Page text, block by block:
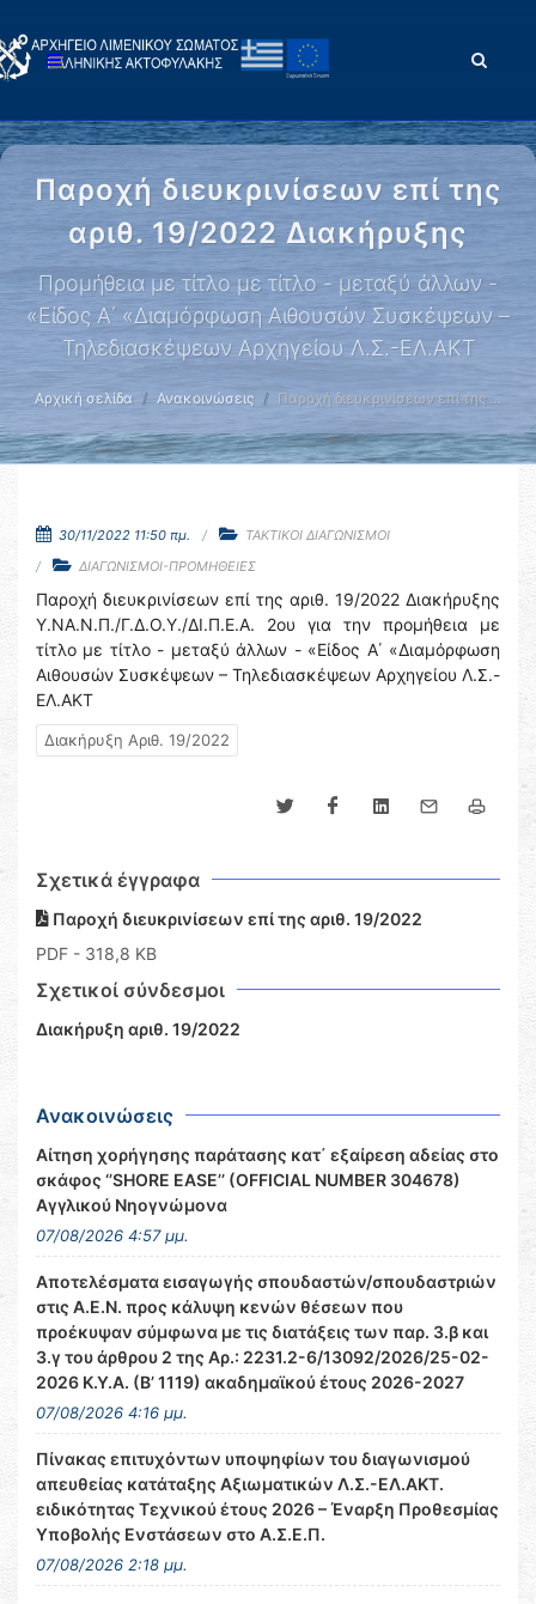
Παροχή διευκρινίσεων επί της
αριθ. 19/2022 Διακήρυξης
Προμήθεια με τίτλο με τίτλο - μεταξύ άλλων -
«Είδος Α΄ «Διαμόρφωση Αιθουσών Συσκέψεων –
Τηλεδιασκέψεων Αρχηγείου Λ.Σ.-ΕΛ.ΑΚΤ
Αρχική σελίδα Ανακοινώσεις Παροχή διευκρινίσεων επί της …
30/11/2022 11:50 πμ.
ΤΑΚΤΙΚΟΙ ΔΙΑΓΩΝΙΣΜΟΙ
ΔΙΑΓΩΝΙΣΜΟΙ-ΠΡΟΜΗΘΕΙΕΣ
Παροχή διευκρινίσεων επί της αριθ. 19/2022 Διακήρυξης
Υ.ΝΑ.Ν.Π./Γ.Δ.Ο.Υ./ΔΙ.Π.Ε.Α. 2ου για την προμήθεια με
τίτλο με τίτλο - μεταξύ άλλων - «Είδος Α΄ «Διαμόρφωση
Αιθουσών Συσκέψεων – Τηλεδιασκέψεων Αρχηγείου Λ.Σ.-
ΕΛ.ΑΚΤ
Διακήρυξη Αριθ. 19/2022
Σχετικά έγγραφα
Παροχή διευκρινίσεων επί της αριθ. 19/2022
PDF - 318,8 KB
Σχετικοί σύνδεσμοι
Διακήρυξη αριθ. 19/2022
Ανακοινώσεις
Αίτηση χορήγησης παράτασης κατ΄ εξαίρεση αδείας στο
σκάφος ‘’SHORE EASE’’ (OFFICIAL NUMBER 304678)
Αγγλικού Νηογνώμονα
07/08/2026 4:57 μμ.
Αποτελέσματα εισαγωγής σπουδαστών/σπουδαστριών
στις Α.Ε.Ν. προς κάλυψη κενών θέσεων που
προέκυψαν σύμφωνα με τις διατάξεις των παρ. 3.β και
3.γ του άρθρου 2 της Αρ.: 2231.2-6/13092/2026/25-02-
2026 Κ.Υ.Α. (Β’ 1119) ακαδημαϊκού έτους 2026-2027
07/08/2026 4:16 μμ.
Πίνακας επιτυχόντων υποψηφίων του διαγωνισμού
απευθείας κατάταξης Αξιωματικών Λ.Σ.-ΕΛ.ΑΚΤ.
ειδικότητας Τεχνικού έτους 2026 – Έναρξη Προθεσμίας
Υποβολής Ενστάσεων στο Α.Σ.Ε.Π.
07/08/2026 2:18 μμ.